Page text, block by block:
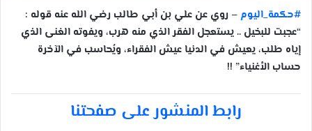
#حكمة_اليوم – روي عن علي بن أبي طالب رضي الله عنه قوله :
“عجبت للبخيل .. يستعجل الفقر الذي منه هرب، ويفوته الغنى الذي
إياه طلب، يعيش في الدنيا عيش الفقراء، ويُحاسب في الآخرة
حساب الأغنياء” !!
رابط المنشور على صفحتنا